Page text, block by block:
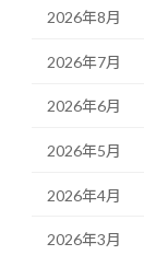
2026年8月
2026年7月
2026年6月
2026年5月
2026年4月
2026年3月